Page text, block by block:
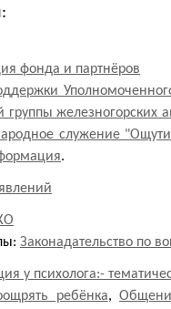
фонда и партнёров
группы железногорских
служение
.
Законадательство по
у психолога:-
ребёнка,